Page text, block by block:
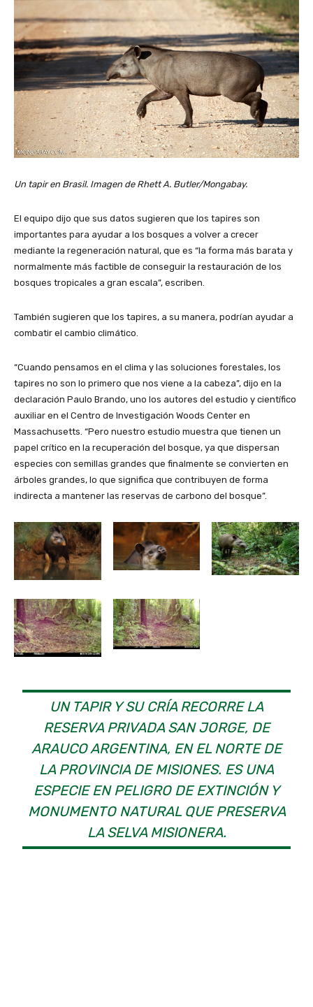
Un tapir en Brasil. Imagen de Rhett A. Butler/Mongabay.
El equipo dijo que sus datos sugieren que los tapires son
importantes para ayudar a los bosques a volver a crecer
mediante la regeneración natural, que es “la forma más barata y
normalmente más factible de conseguir la restauración de los
bosques tropicales a gran escala”, escriben.
También sugieren que los tapires, a su manera, podrían ayudar a
combatir el cambio climático.
“Cuando pensamos en el clima y las soluciones forestales, los
tapires no son lo primero que nos viene a la cabeza”, dijo en la
declaración Paulo Brando, uno los autores del estudio y científico
auxiliar en el Centro de Investigación Woods Center en
Massachusetts. “Pero nuestro estudio muestra que tienen un
papel crítico en la recuperación del bosque, ya que dispersan
especies con semillas grandes que finalmente se convierten en
árboles grandes, lo que significa que contribuyen de forma
indirecta a mantener las reservas de carbono del bosque”.
UN TAPIR Y SU CRÍA RECORRE LA
RESERVA PRIVADA SAN JORGE, DE
ARAUCO ARGENTINA, EN EL NORTE DE
LA PROVINCIA DE MISIONES. ES UNA
ESPECIE EN PELIGRO DE EXTINCIÓN Y
MONUMENTO NATURAL QUE PRESERVA
LA SELVA MISIONERA.